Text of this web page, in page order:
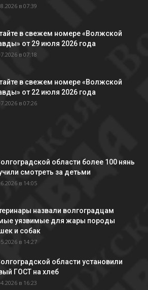
в 07:39
в свежем номере «Волжской
от 29 июля 2026 года
в 07:18
в свежем номере «Волжской
от 22 июля 2026 года
в 07:26
области более 100 нянь
смотреть за детьми
в 14:05
назвали волгоградцам
уязвимые для жары породы
и собак
в 14:27
области установили
ГОСТ на хлеб
в 16:23